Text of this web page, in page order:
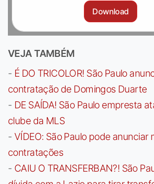
Download
VEJA TAMBÉM
- É DO TRICOLOR! São Paulo
contratação de Domingos Duarte
- DE SAÍDA! São Paulo empresta
clube da MLS
- VÍDEO: São Paulo pode anunciar
contratações
- CAIU O TRANSFERBAN?! São